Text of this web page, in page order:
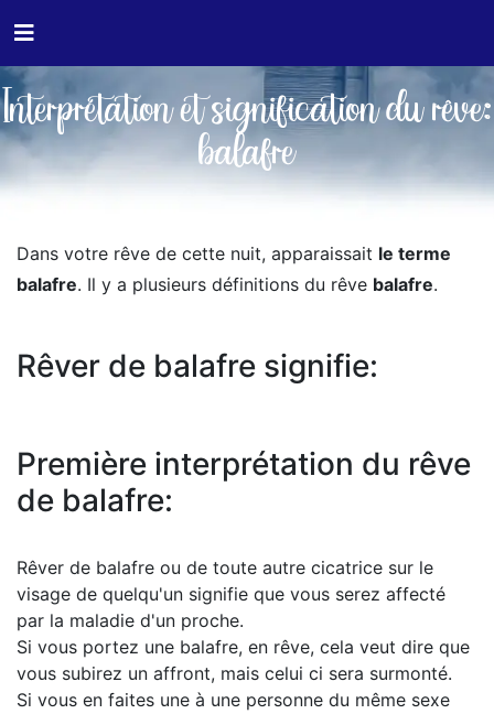
Interprétation et signification du rêve:
balafre
Dans votre rêve de cette nuit, apparaissait le terme
balafre. Il y a plusieurs définitions du rêve balafre.
Rêver de balafre signifie:
Première interprétation du rêve
de balafre:
Rêver de balafre ou de toute autre cicatrice sur le
visage de quelqu'un signifie que vous serez affecté
par la maladie d'un proche.
Si vous portez une balafre, en rêve, cela veut dire que
vous subirez un affront, mais celui ci sera surmonté.
Si vous en faites une à une personne du même sexe